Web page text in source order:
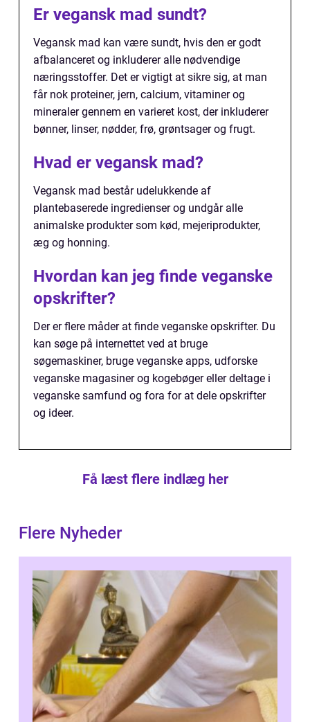
Er vegansk mad sundt?
Vegansk mad kan være sundt, hvis den er godt
afbalanceret og inkluderer alle nødvendige
næringsstoffer. Det er vigtigt at sikre sig, at man
får nok proteiner, jern, calcium, vitaminer og
mineraler gennem en varieret kost, der inkluderer
bønner, linser, nødder, frø, grøntsager og frugt.
Hvad er vegansk mad?
Vegansk mad består udelukkende af
plantebaserede ingredienser og undgår alle
animalske produkter som kød, mejeriprodukter,
æg og honning.
Hvordan kan jeg finde veganske
opskrifter?
Der er flere måder at finde veganske opskrifter. Du
kan søge på internettet ved at bruge
søgemaskiner, bruge veganske apps, udforske
veganske magasiner og kogebøger eller deltage i
veganske samfund og fora for at dele opskrifter
og ideer.
Få læst flere indlæg her
Flere Nyheder